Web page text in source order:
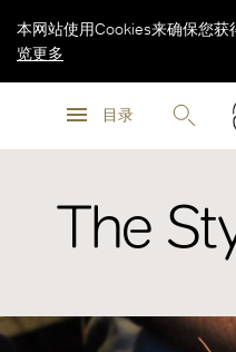
目录
本网站使用Cookies来确保您获
览更多
The